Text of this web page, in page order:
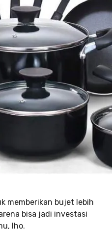
memberikan bujet lebih
bisa jadi investasi
lho.